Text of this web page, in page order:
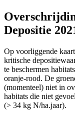
Depositie
Op voorliggende
kritische
te beschermen
oranje-rood. De
(momenteel) niet in
habitats die niet
(> 34 kg N/ha.jaar).